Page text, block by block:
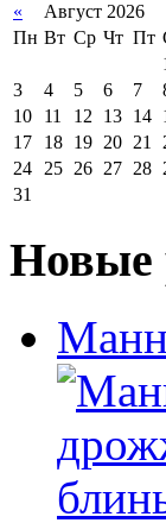
« Август 2026
Пн Вт Ср Чт Пт
3
4 5 6 7
10
11 12 13 14
17
18 19 20 21
24 25 26 27 28
31
Новые